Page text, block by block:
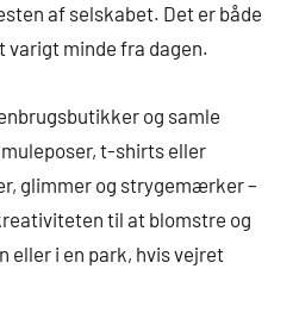
af selskabet. Det er både
varigt minde fra dagen.
og samle
t-shirts eller
glimmer og strygemærker –
til at blomstre og
eller i en park, hvis vejret